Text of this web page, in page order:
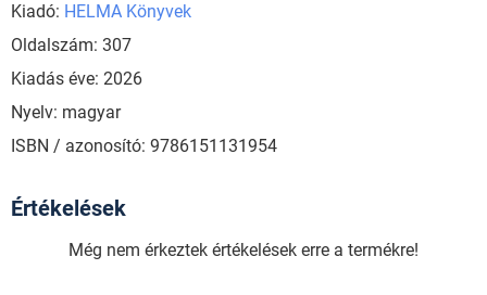
Kiadó: HELMA Könyvek
Oldalszám: 307
Kiadás éve: 2026
Nyelv: magyar
ISBN / azonosító: 9786151131954
Értékelések
Még nem érkeztek értékelések erre a termékre!